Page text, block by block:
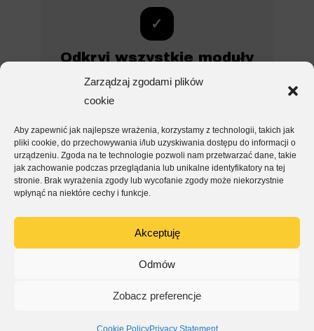
Zarządzaj zgodami plików
cookie
Aby zapewnić jak najlepsze wrażenia, korzystamy z technologii, takich jak
pliki cookie, do przechowywania i/lub uzyskiwania dostępu do informacji o
urządzeniu. Zgoda na te technologie pozwoli nam przetwarzać dane, takie
jak zachowanie podczas przeglądania lub unikalne identyfikatory na tej
stronie. Brak wyrażenia zgody lub wycofanie zgody może niekorzystnie
wpłynąć na niektóre cechy i funkcje.
Akceptuję
Odmów
Zobacz preferencje
Cookie PolicyPrivacy Statement
✓
Odkryj wszystkie moduły
Hustro
Oprócz zarządzania niezgodnościami, Hustro
cyfryzacji procesów budowlanych: inspekcje,
odbiory, zarządzanie dokumentacją, analityka i
wiele więcej.